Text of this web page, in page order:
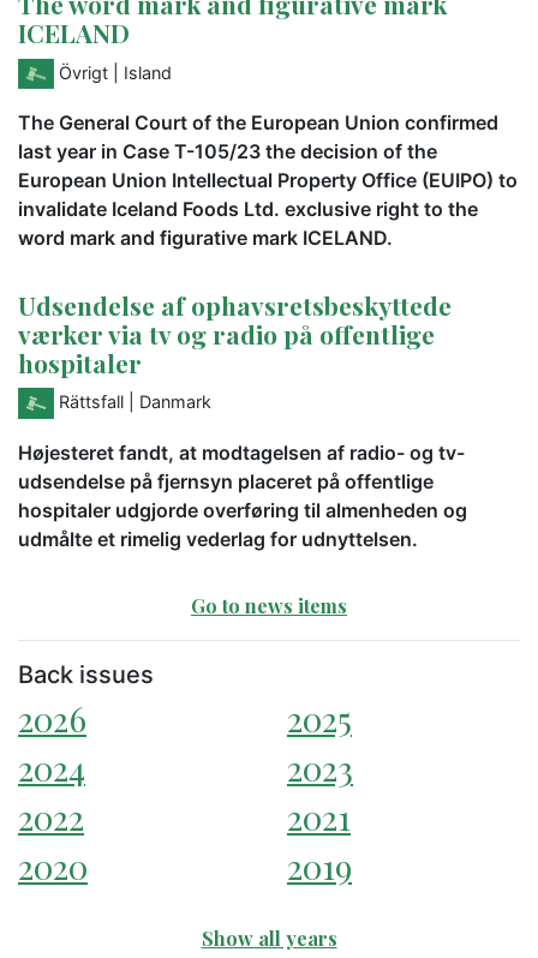
ICELAND
Övrigt | Island
The General Court of the European Union confirmed
last year in Case T-105/23 the decision of the
European Union Intellectual Property Office (EUIPO) to
invalidate Iceland Foods Ltd. exclusive right to the
word mark and figurative mark ICELAND.
Udsendelse af ophavsretsbeskyttede
værker via tv og radio på offentlige
hospitaler
Rättsfall | Danmark
Højesteret fandt, at modtagelsen af radio- og tv-
udsendelse på fjernsyn placeret på offentlige
hospitaler udgjorde overføring til almenheden og
udmålte et rimelig vederlag for udnyttelsen.
Go to news items
Back issues
2026
2025
2024
2023
2022
2021
2020
2019
Show all years